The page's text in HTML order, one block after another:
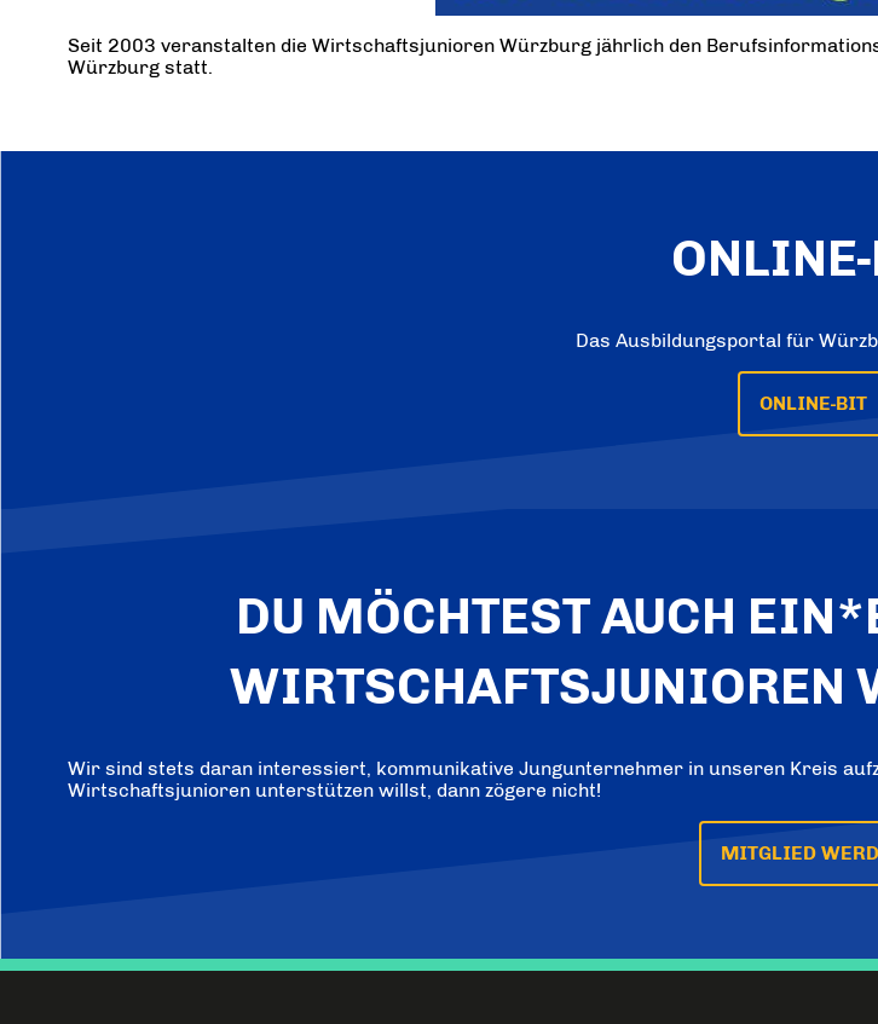
Seit 2003 veranstalten die Wirtschaftsjunioren Würzburg jährlich den
Würzburg statt.
Das Ausbildungsportal für
ONLINE-BIT
DU MÖCHTEST AUCH
WIRTSCHAFTSJUNIOREN
Wir sind stets daran interessiert, kommunikative Jungunternehmer in unseren Kreis
Wirtschaftsjunioren unterstützen willst, dann zögere nicht!
MITGLIED